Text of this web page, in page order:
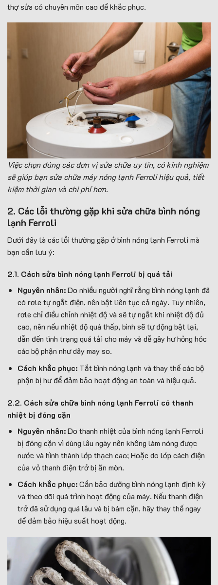
thợ sửa có chuyên môn cao để khắc phục.
Việc chọn đúng các đơn vị sửa chữa uy tín, có kinh nghiệm
sẽ giúp bạn sửa chữa máy nóng lạnh Ferroli hiệu quả, tiết
kiệm thời gian và chi phí hơn.
2. Các lỗi thường gặp khi sửa chữa bình nóng
lạnh Ferroli
Dưới đây là các lỗi thường gặp ở bình nóng lạnh Ferroli mà
bạn cần lưu ý:
2.1. Cách sửa bình nóng lạnh Ferroli bị quá tải
Nguyên nhân:Do nhiều người nghĩ rằng bình nóng lạnh đã
có rơle tự ngắt điện, nên bật liên tục cả ngày. Tuy nhiên,
rơle chỉ điều chỉnh nhiệt độ và sẽ tự ngắt khi nhiệt độ đủ
cao, nên nếu nhiệt độ quá thấp, bình sẽ tự động bật lại,
dẫn đến tình trạng quá tải cho máy và dễ gây hư hỏng hóc
các bộ phận như dây may so.
Cách khắc phục: Tắt bình nóng lạnh và thay thế các bộ
phận bị hư để đảm bảo hoạt động an toàn và hiệu quả.
2.2. Cách sửa chữa bình nóng lạnh Ferroli có thanh
nhiệt bị đóng cặn
Nguyên nhân:Do thanh nhiệt của bình nóng lạnh Ferroli
bị đóng cặn vì dùng lâu ngày nên không làm nóng được
nước và hình thành lớp thạch cao; Hoặc do lớp cách điện
của vỏ thanh điện trở bị ăn mòn.
Cách khắc phục:Cần bảo dưỡng bình nóng lạnh định kỳ
và theo dõi quá trình hoạt động của máy. Nếu thanh điện
trở đã sử dụng quá lâu và bị bám cặn, hãy thay thế ngay
để đảm bảo hiệu suất hoạt động.